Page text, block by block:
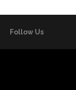
Follow Us